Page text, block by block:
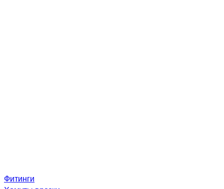
Фитинги